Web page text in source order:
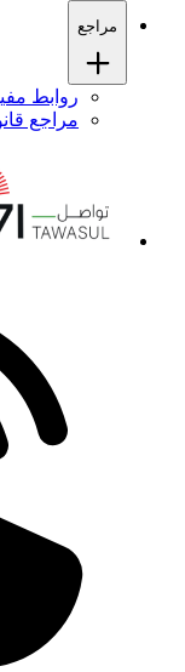
مراجع
روابط
مراجع